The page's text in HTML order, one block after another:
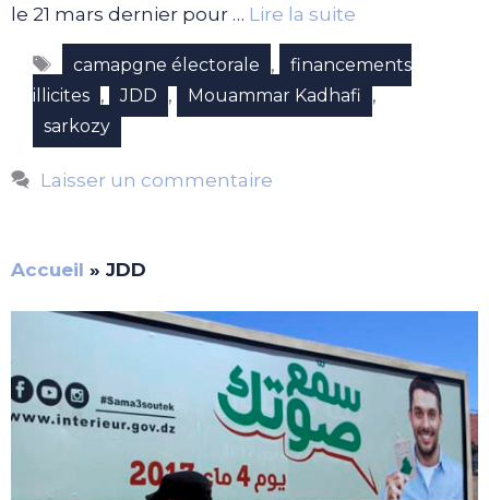
le 21 mars dernier pour … Lire la suite
Étiquettes
camapgne électorale ,
financements
illicites , JDD , Mouammar Kadhafi ,
sarkozy
Laisser un commentaire
Accueil » JDD